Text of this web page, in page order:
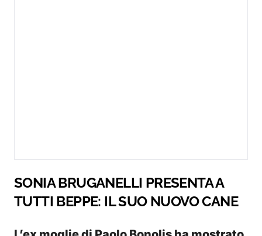
SONIA BRUGANELLI PRESENTA A
TUTTI BEPPE: IL SUO NUOVO CANE